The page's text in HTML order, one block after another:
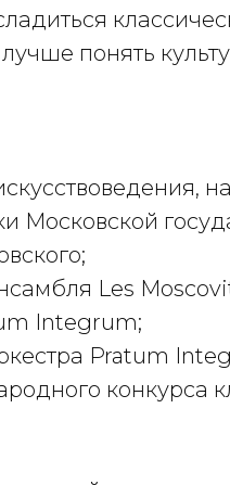
понять
Московской
Les
Integrum;
Pratum
конкурса